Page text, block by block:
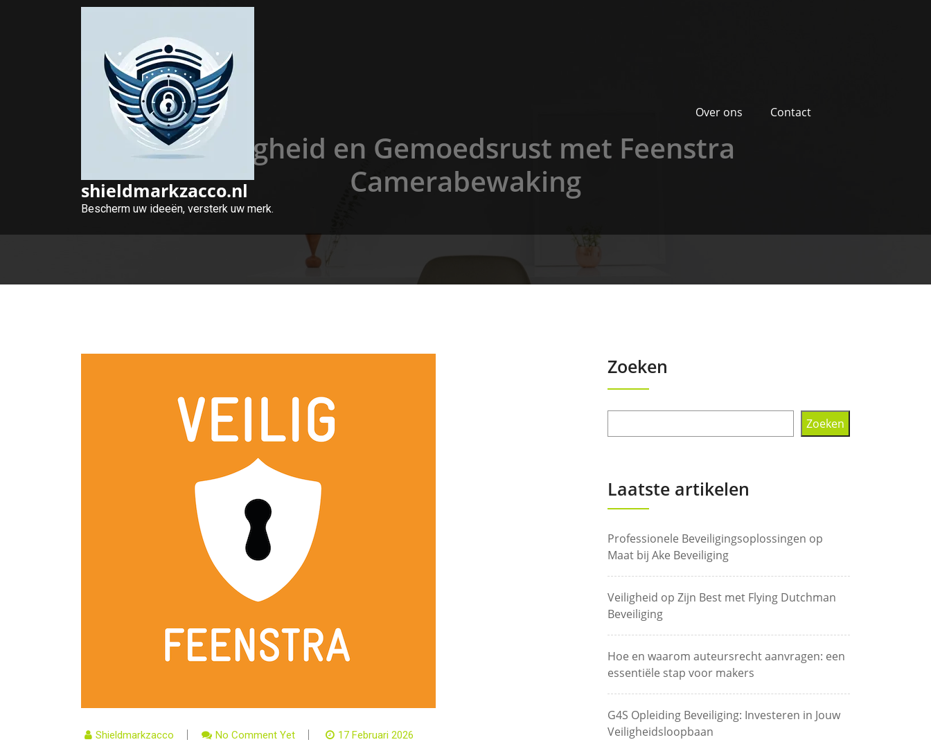
shieldmarkzacco.nl
Bescherm uw ideeën, versterk uw merk.
Over ons Contact
Veiligheid en Gemoedsrust met Feenstra
Camerabewaking
Shieldmarkzacco No Comment Yet 17 Februari 2026
Zoeken
Zoeken
Laatste artikelen
Professionele Beveiligingsoplossingen op
Maat bij Ake Beveiliging
Veiligheid op Zijn Best met Flying Dutchman
Beveiliging
Hoe en waarom auteursrecht aanvragen: een
essentiële stap voor makers
G4S Opleiding Beveiliging: Investeren in Jouw
Veiligheidsloopbaan